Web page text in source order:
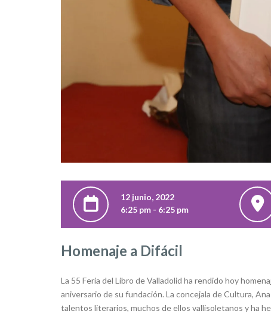
12 junio, 2022
6:25 pm - 6:25 pm
Homenaje a Difácil
La 55 Feria del Libro de Valladolid ha rendido hoy
aniversario de su fundación. La concejala de Cultura,
talentos literarios, muchos de ellos vallisoletanos y ha